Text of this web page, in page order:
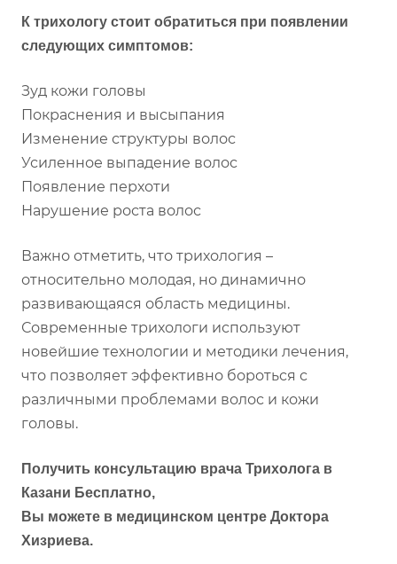
К трихологу стоит обратиться при появлении
следующих симптомов:
Зуд кожи головы
Покраснения и высыпания
Изменение структуры волос
Усиленное выпадение волос
Появление перхоти
Нарушение роста волос
Важно отметить, что трихология –
относительно молодая, но динамично
развивающаяся область медицины.
Современные трихологи используют
новейшие технологии и методики лечения,
что позволяет эффективно бороться с
различными проблемами волос и кожи
головы.
Получить консультацию врача Трихолога в
Казани Бесплатно,
Вы можете в медицинском центре Доктора
Хизриева.